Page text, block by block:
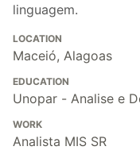
linguagem.
LOCATION
Maceió, Alagoas
EDUCATION
Unopar - Analise e
WORK
Analista MIS SR